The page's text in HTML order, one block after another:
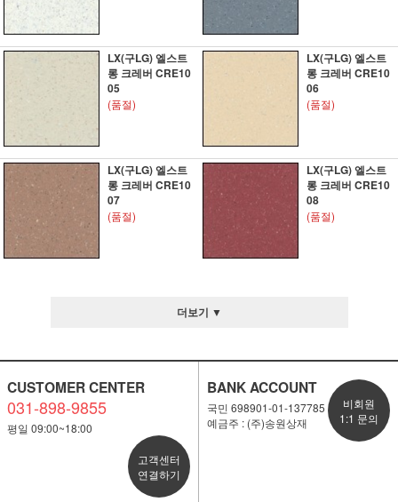
LX(구LG) 엘스트
롱 크레버 CRE10
05
(품절)
LX(구LG) 엘스트
롱 크레버 CRE10
06
(품절)
LX(구LG) 엘스트
롱 크레버 CRE10
07
(품절)
LX(구LG) 엘스트
롱 크레버 CRE10
08
(품절)
더보기 ▼
CUSTOMER CENTER
031-898-9855
평일 09:00~18:00
고객센터
연결하기
BANK ACCOUNT
국민 698901-01-137785
예금주 : (주)송원상재
비회원
1:1 문의